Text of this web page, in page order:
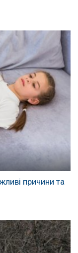
причини та